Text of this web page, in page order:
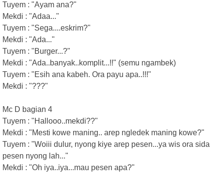
Tuyem : "Ayam ana?"
Mekdi : "Adaa..."
Tuyem : "Sega....eskrim?"
Mekdi : "Ada..."
Tuyem : "Burger...?"
Mekdi : "Ada..banyak..komplit...!!" (semu ngambek)
Tuyem : "Esih ana kabeh. Ora payu apa..!!!"
Mekdi : "???"
Mc D bagian 4
Tuyem : "Hallooo..mekdi??"
Mekdi : "Mesti kowe maning.. arep ngledek maning kowe?"
Tuyem : "Woiii dulur, nyong kiye arep pesen...ya wis ora sida
pesen nyong lah..."
Mekdi : "Oh iya..iya...mau pesen apa?"